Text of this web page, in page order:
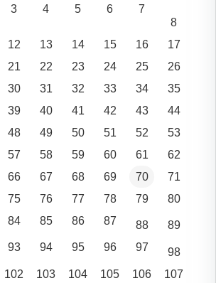
3 4 5 6
7
8
12 13 14 15 16
17
21 22 23 24 25
26
30 31 32 33 34
35
39 40 41 42 43
44
48 49 50 51 52
53
57 58 59 60 61
62
66 67 68 69 70
71
75 76 77 78 79
80
84 85 86 87 88
89
93 94 95 96 97
98
102 103 104 105 106 107